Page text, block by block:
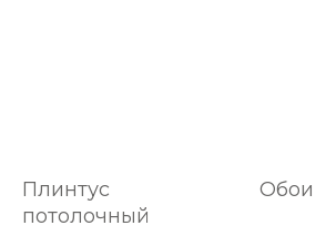
Плинтус
потолочный
Обои